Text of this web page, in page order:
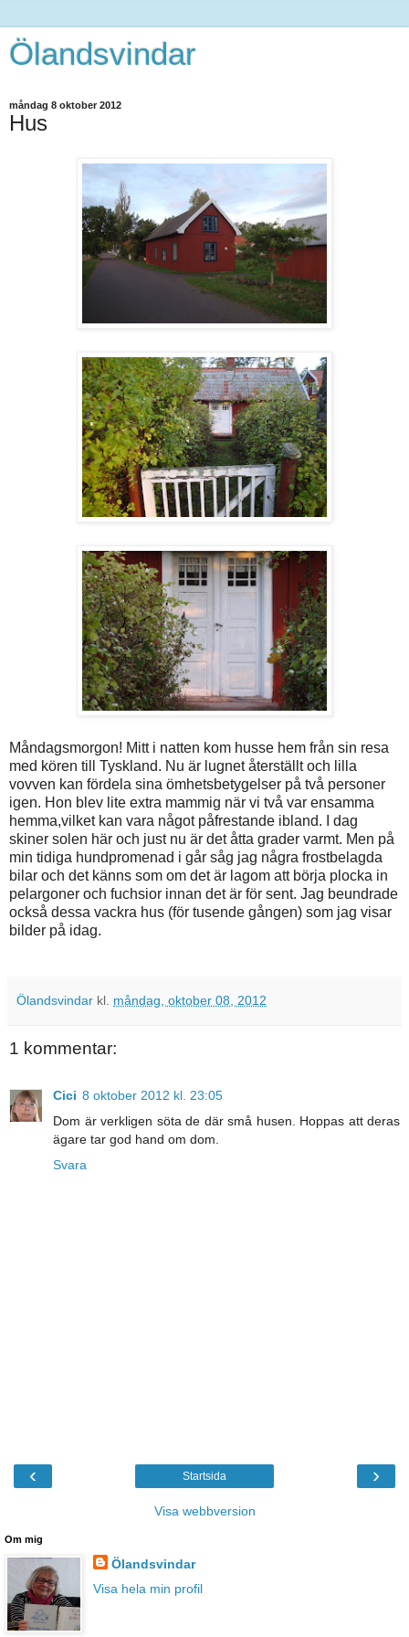
Ölandsvindar
måndag 8 oktober 2012
Hus
Måndagsmorgon! Mitt i natten kom husse hem från sin resa
med kören till Tyskland. Nu är lugnet återställt och lilla
vovven kan fördela sina ömhetsbetygelser på två personer
igen. Hon blev lite extra mammig när vi två var ensamma
hemma,vilket kan vara något påfrestande ibland. I dag
skiner solen här och just nu är det åtta grader varmt. Men på
min tidiga hundpromenad i går såg jag några frostbelagda
bilar och det känns som om det är lagom att börja plocka in
pelargoner och fuchsior innan det är för sent. Jag beundrade
också dessa vackra hus (för tusende gången) som jag visar
bilder på idag.
Ölandsvindar kl. måndag, oktober 08, 2012
1 kommentar:
Cici 8 oktober 2012 kl. 23:05
Dom är verkligen söta de där små husen. Hoppas att deras
ägare tar god hand om dom.
Svara
‹ ›
Startsida
Visa webbversion
Om mig
Ölandsvindar
Visa hela min profil